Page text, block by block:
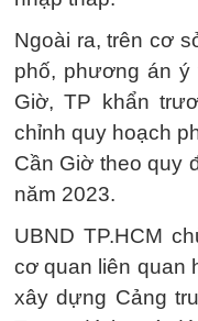
Ngoài ra, trên cơ
phố, phương án ý
Giờ, TP khẩn
chỉnh quy hoạch
Cần Giờ theo quy
năm 2023.
UBND TP.HCM
cơ quan liên quan
xây dựng Cảng